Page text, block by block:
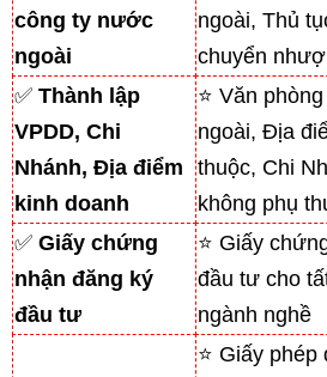
công ty nước
ngoài
ngoài, Thủ
chuyển
✅ Thành lập
VPDD, Chi
Nhánh, Địa điểm
kinh doanh
⭐ Văn
ngoài, Địa
thuộc, Chi
không phụ
✅ Giấy chứng
nhận đăng ký
đầu tư
⭐ Giấy
đầu tư cho
ngành nghề
⭐ Giấy